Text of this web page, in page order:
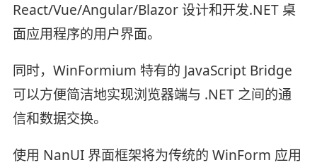
React/Vue/Angular/Blazor 设计和开发.NET 桌
面应用程序的用户界面。
同时，WinFormium 特有的 JavaScript Bridge
可以方便简洁地实现浏览器端与 .NET 之间的通
信和数据交换。
使用 NanUI 界面框架将为传统的 WinForm 应用